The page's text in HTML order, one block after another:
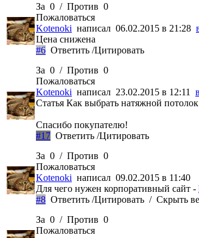
За 0 / Против 0
Пожаловаться
Kotenoki написал 06.02.2015 в 21:28
Цена снижена
#6 Ответить /Цитировать
За 0 / Против 0
Пожаловаться
Kotenoki написал 23.02.2015 в 12:11
Статья Как выбрать натяжной
Спасибо покупателю!
#17 Ответить /Цитировать
За 0 / Против 0
Пожаловаться
Kotenoki написал 09.02.2015 в 11:40
Для чего нужен корпоративный сайт -
#8 Ответить /Цитировать / Скрыть
За 0 / Против 0
Пожаловаться